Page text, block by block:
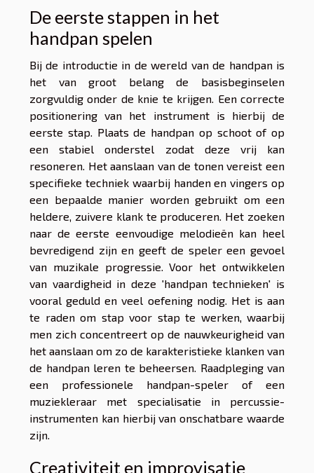
De eerste stappen in het
handpan spelen
Bij de introductie in de wereld van de handpan is
het van groot belang de basisbeginselen
zorgvuldig onder de knie te krijgen. Een correcte
positionering van het instrument is hierbij de
eerste stap. Plaats de handpan op schoot of op
een stabiel onderstel zodat deze vrij kan
resoneren. Het aanslaan van de tonen vereist een
specifieke techniek waarbij handen en vingers op
een bepaalde manier worden gebruikt om een
heldere, zuivere klank te produceren. Het zoeken
naar de eerste eenvoudige melodieën kan heel
bevredigend zijn en geeft de speler een gevoel
van muzikale progressie. Voor het ontwikkelen
van vaardigheid in deze 'handpan technieken' is
vooral geduld en veel oefening nodig. Het is aan
te raden om stap voor stap te werken, waarbij
men zich concentreert op de nauwkeurigheid van
het aanslaan om zo de karakteristieke klanken van
de handpan leren te beheersen. Raadpleging van
een professionele handpan-speler of een
muziekleraar met specialisatie in percussie-
instrumenten kan hierbij van onschatbare waarde
zijn.
Creativiteit en improvisatie